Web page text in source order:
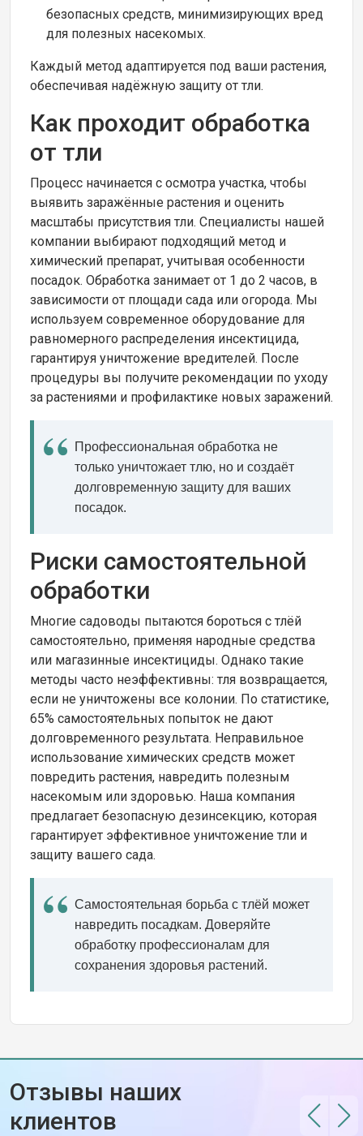
безопасных средств, минимизирующих вред
для полезных насекомых.
Каждый метод адаптируется под ваши растения,
обеспечивая надёжную защиту от тли.
Как проходит обработка
от тли
Процесс начинается с осмотра участка, чтобы
выявить заражённые растения и оценить
масштабы присутствия тли. Специалисты нашей
компании выбирают подходящий метод и
химический препарат, учитывая особенности
посадок. Обработка занимает от 1 до 2 часов, в
зависимости от площади сада или огорода. Мы
используем современное оборудование для
равномерного распределения инсектицида,
гарантируя уничтожение вредителей. После
процедуры вы получите рекомендации по уходу
за растениями и профилактике новых заражений.
Профессиональная обработка не
только уничтожает тлю, но и создаёт
долговременную защиту для ваших
посадок.
Риски самостоятельной
обработки
Многие садоводы пытаются бороться с тлёй
самостоятельно, применяя народные средства
или магазинные инсектициды. Однако такие
методы часто неэффективны: тля возвращается,
если не уничтожены все колонии. По статистике,
65% самостоятельных попыток не дают
долговременного результата. Неправильное
использование химических средств может
повредить растения, навредить полезным
насекомым или здоровью. Наша компания
предлагает безопасную дезинсекцию, которая
гарантирует эффективное уничтожение тли и
защиту вашего сада.
Самостоятельная борьба с тлёй может
навредить посадкам. Доверяйте
обработку профессионалам для
сохранения здоровья растений.
Отзывы наших
клиентов